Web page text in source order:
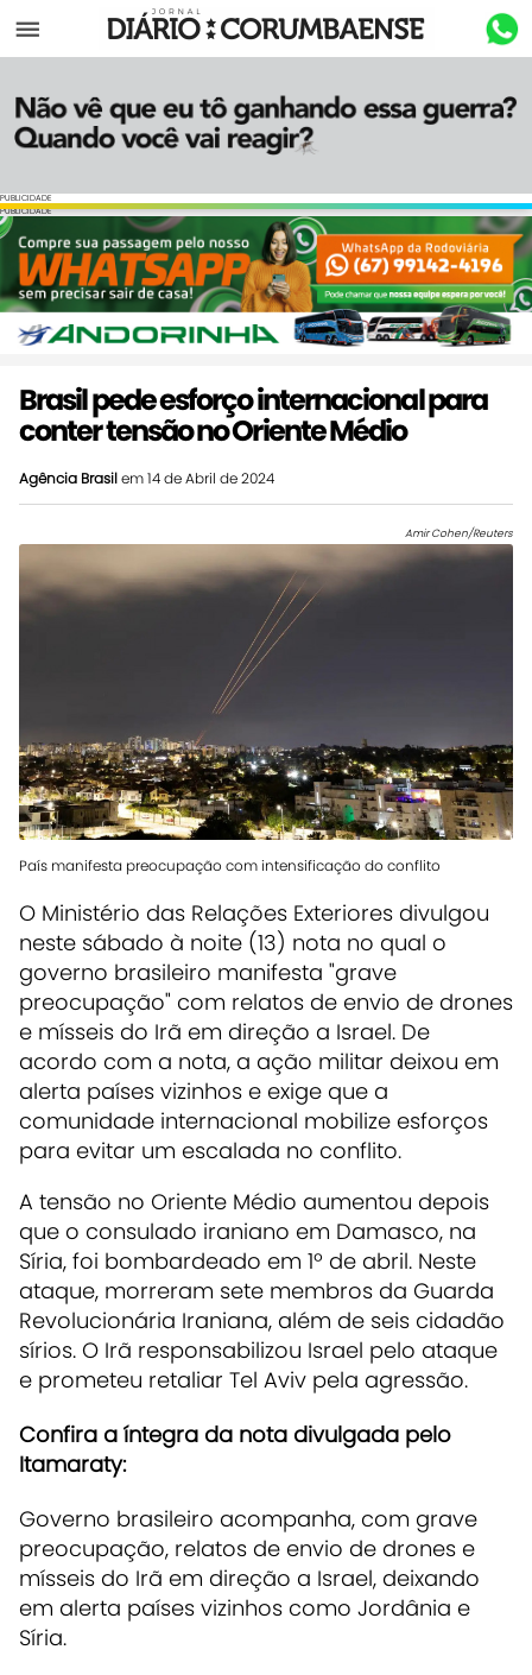
Menu
PUBLICIDADE
PUBLICIDADE
Brasil pede esforço internacional para
conter tensão no Oriente Médio
Agência Brasilem 14 de Abril de 2024
Amir Cohen/Reuters
País manifesta preocupação com intensificação do conflito
O Ministério das Relações Exteriores divulgou
neste sábado à noite (13) nota no qual o
governo brasileiro manifesta "grave
preocupação" com relatos de envio de drones
e mísseis do Irã em direção a Israel. De
acordo com a nota, a ação militar deixou em
alerta países vizinhos e exige que a
comunidade internacional mobilize esforços
para evitar um escalada no conflito.
A tensão no Oriente Médio aumentou depois
que o consulado iraniano em Damasco, na
Síria, foi bombardeado em 1º de abril. Neste
ataque, morreram sete membros da Guarda
Revolucionária Iraniana, além de seis cidadão
sírios. O Irã responsabilizou Israel pelo ataque
e prometeu retaliar Tel Aviv pela agressão.
Confira a íntegra da nota divulgada pelo
Itamaraty:
Governo brasileiro acompanha, com grave
preocupação, relatos de envio de drones e
mísseis do Irã em direção a Israel, deixando
em alerta países vizinhos como Jordânia e
Síria.